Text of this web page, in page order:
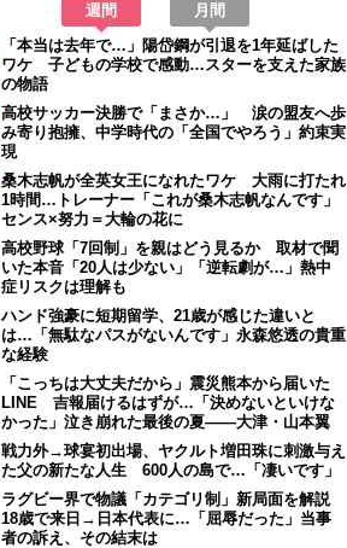
週間
月間
「本当は去年で…」陽岱鋼が引退を1年延ばした
ワケ 子どもの学校で感動…スターを支えた家族
の物語
高校サッカー決勝で「まさか…」 涙の盟友へ歩
み寄り抱擁、中学時代の「全国でやろう」約束実
現
桑木志帆が全英女王になれたワケ 大雨に打たれ
1時間…トレーナー「これが桑木志帆なんです」
センス×努力＝大輪の花に
高校野球「7回制」を親はどう見るか 取材で聞
いた本音「20人は少ない」「逆転劇が…」熱中
症リスクは理解も
ハンド強豪に短期留学、21歳が感じた違いと
は…「無駄なパスがないんです」永森悠透の貴重
な経験
「こっちは大丈夫だから」震災熊本から届いた
LINE 吉報届けるはずが…「決めないといけな
かった」泣き崩れた最後の夏――大津・山本翼
戦力外→球宴初出場、ヤクルト増田珠に刺激与え
た父の新たな人生 600人の島で…「凄いです」
ラグビー界で物議「カテゴリ制」新局面を解説
18歳で来日→日本代表に…「屈辱だった」当事
者の訴え、その結末は